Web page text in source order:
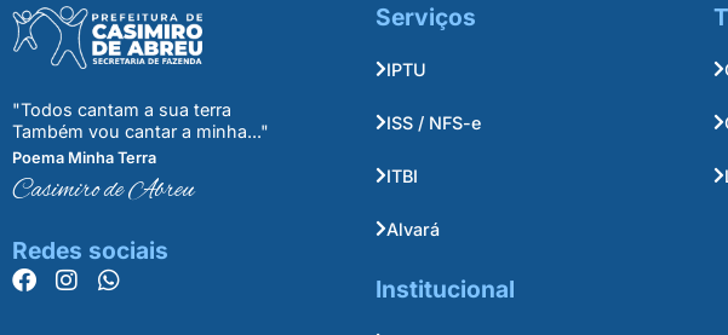
"Todos cantam a sua terra
Também vou cantar a minha..."
Poema Minha Terra
Casimiro de Abreu
Redes sociais
Serviços
IPTU
ISS / NFS-e
ITBI
Alvará
Institucional